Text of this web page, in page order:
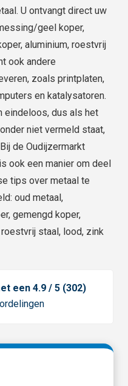
U ontvangt direct uw
geel koper,
aluminium, roestvrij
ook andere
zoals printplaten,
en katalysatoren.
eindeloos, dus als het
niet vermeld staat,
de Oudijzermarkt
ook een manier om deel
tips over metaal te
oud metaal,
gemengd koper,
staal, lood, zink
een 4.9 / 5 (302)